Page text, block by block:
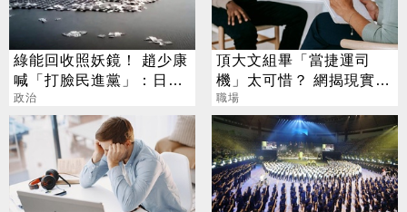
綠能回收照妖鏡！ 趙少康
喊「打臉民進黨」：日本
每年50萬噸沒人買單
政治
頂大文組畢「當捷運司
機」太可惜？ 網揭現實：
高中就能考
職場